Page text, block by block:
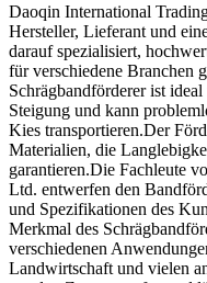
Daoqin International
Hersteller, Lieferant und
darauf spezialisiert,
für verschiedene Branchen
Schrägbandförderer ist
Steigung und kann
Kies transportieren.Der
Materialien, die
garantieren.Die Fachleute
Ltd. entwerfen den
und Spezifikationen des
Merkmal des
verschiedenen
Landwirtschaft und vielen